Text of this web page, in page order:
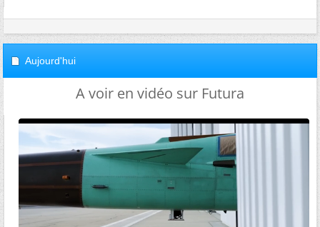
Aujourd'hui
A voir en vidéo sur Futura